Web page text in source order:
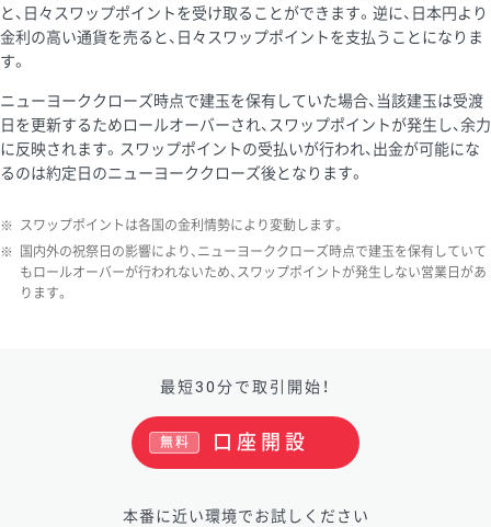
と、日々スワップポイントを受け取ることができます。逆に、日本円より
金利の高い通貨を売ると、日々スワップポイントを支払うことになりま
す。
ニューヨーククローズ時点で建玉を保有していた場合、当該建玉は受渡
日を更新するためロールオーバーされ、スワップポイントが発生し、余力
に反映されます。スワップポイントの受払いが行われ、出金が可能にな
るのは約定日のニューヨーククローズ後となります。
※ スワップポイントは各国の金利情勢により変動します。
※
国内外の祝祭日の影響により、ニューヨーククローズ時点で建玉を保有していて
もロールオーバーが行われないため、スワップポイントが発生しない営業日があ
ります。
最短30分で取引開始！
口座開設
無料
本番に近い環境でお試しください